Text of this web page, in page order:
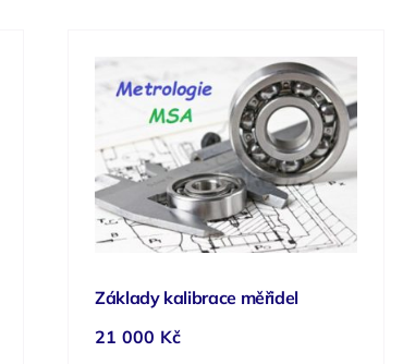
Základy kalibrace měřidel
21 000 Kč